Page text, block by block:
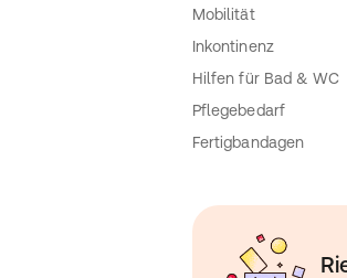
Mobilität
Inkontinenz
Hilfen für Bad & WC
Pflegebedarf
Fertigbandagen